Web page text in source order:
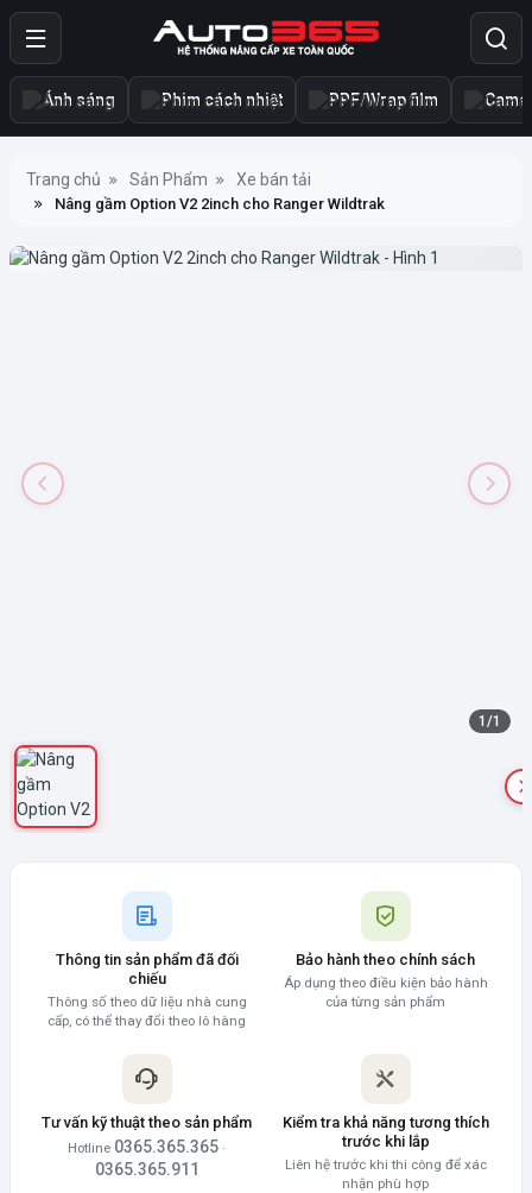
Ánh sáng Phim cách nhiệt PPF/Wrap film
Trang chủ Sản Phẩm Xe bán tải
Nâng gầm Option V2 2inch cho Ranger Wildtrak
1 /1
Thông tin sản phẩm đã đối
chiếu
Thông số theo dữ liệu nhà cung
cấp, có thể thay đổi theo lô hàng
Bảo hành theo chính sách
Áp dụng theo điều kiện bảo hành
của từng sản phẩm
Tư vấn kỹ thuật theo sản phẩm
Hotline 0365.365.365 ·
0365.365.911
Kiểm tra khả năng tương thích
trước khi lắp
Liên hệ trước khi thi công để xác
nhận phù hợp